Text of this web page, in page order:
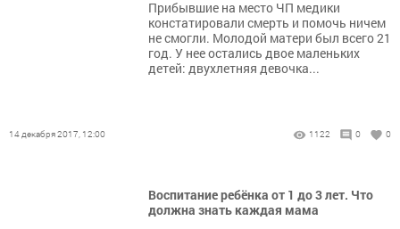
Прибывшие на место ЧП медики
констатировали смерть и помочь ничем
не смогли. Молодой матери был всего 21
год. У нее остались двое маленьких
детей: двухлетняя девочка...
14 декабря 2017, 12:00 1122 0 0
Воспитание ребёнка от 1 до 3 лет. Что
должна знать каждая мама